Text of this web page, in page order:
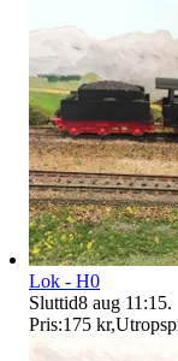
Lok - H0
Sluttid8 aug 11:15.
Pris:175 kr,